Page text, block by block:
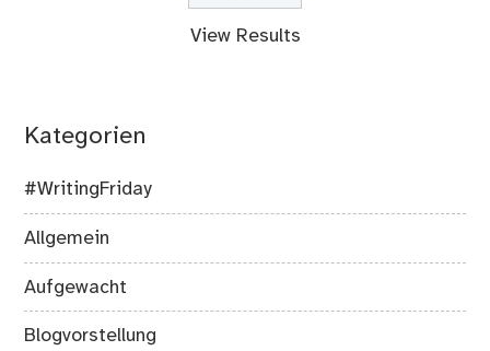
View Results
Kategorien
#WritingFriday
Allgemein
Aufgewacht
Blogvorstellung